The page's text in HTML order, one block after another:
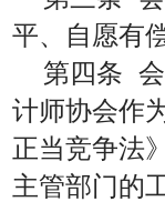
平、自愿有
第四条
计师协会作
正当竞争法
主管部门的